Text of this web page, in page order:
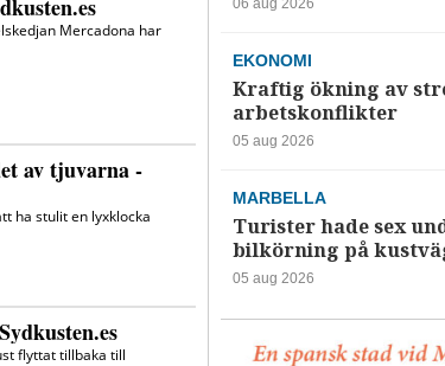
06 aug 2026
EKONOMI
Kraftig ökning av
arbetskonflikter
05 aug 2026
MARBELLA
Turister hade sex
bilkörning på
05 aug 2026